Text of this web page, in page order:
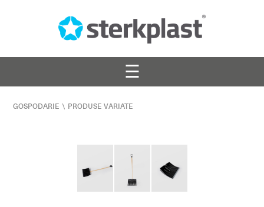
☰
GOSPODARIE \ PRODUSE VARIATE